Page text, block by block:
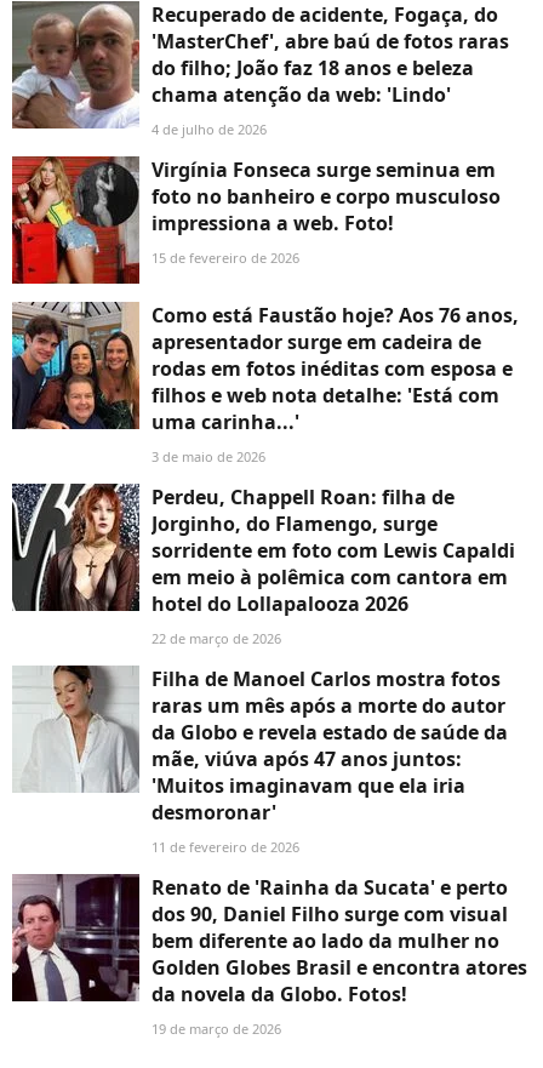
Recuperado de acidente, Fogaça, do
'MasterChef', abre baú de fotos raras
do filho; João faz 18 anos e beleza
chama atenção da web: 'Lindo'
4 de julho de 2026
Virgínia Fonseca surge seminua em
foto no banheiro e corpo musculoso
impressiona a web. Foto!
15 de fevereiro de 2026
Como está Faustão hoje? Aos 76 anos,
apresentador surge em cadeira de
rodas em fotos inéditas com esposa e
filhos e web nota detalhe: 'Está com
uma carinha...'
3 de maio de 2026
Perdeu, Chappell Roan: filha de
Jorginho, do Flamengo, surge
sorridente em foto com Lewis Capaldi
em meio à polêmica com cantora em
hotel do Lollapalooza 2026
22 de março de 2026
Filha de Manoel Carlos mostra fotos
raras um mês após a morte do autor
da Globo e revela estado de saúde da
mãe, viúva após 47 anos juntos:
'Muitos imaginavam que ela iria
desmoronar'
11 de fevereiro de 2026
Renato de 'Rainha da Sucata' e perto
dos 90, Daniel Filho surge com visual
bem diferente ao lado da mulher no
Golden Globes Brasil e encontra atores
da novela da Globo. Fotos!
19 de março de 2026